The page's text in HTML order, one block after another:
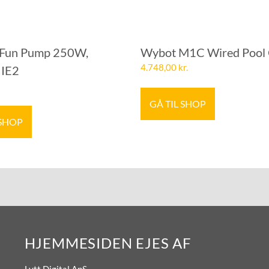
Pump 250W,
Wybot M1C Wired Pool
4.748,00 kr.
GÅ TIL SHOP
HJEMMESIDEN EJES AF